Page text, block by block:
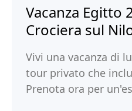
Vacanza Egitto
Crociera sul
Vivi una vacanza di
tour privato che
Prenota ora per